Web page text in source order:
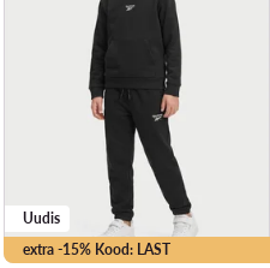
extra -15% Kood: LAST
Uudis